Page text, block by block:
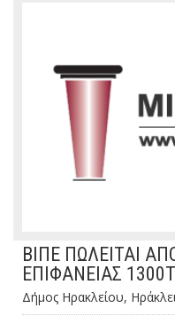
ΒΙΠΕ ΠΩΛΕΙΤΑΙ
ΕΠΙΦΑΝΕΙΑΣ
Δήμος Ηρακλείου,